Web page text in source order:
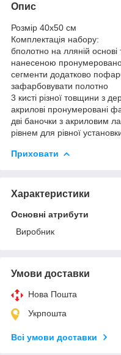
Опис
Розмір 40x50 см
Комплектація набору:
бполотно на лляній
нанесеною
сегменти додатково
зафарбовувати полотно
3 кисті різної товщини з
акрилові пронумеровані
дві баночки з акриловим
рівнем для рівної
Приховати
Характеристики
Основні атрибути
Виробник
Умови доставки
Нова Пошта
Укрпошта
Всі умови доставки